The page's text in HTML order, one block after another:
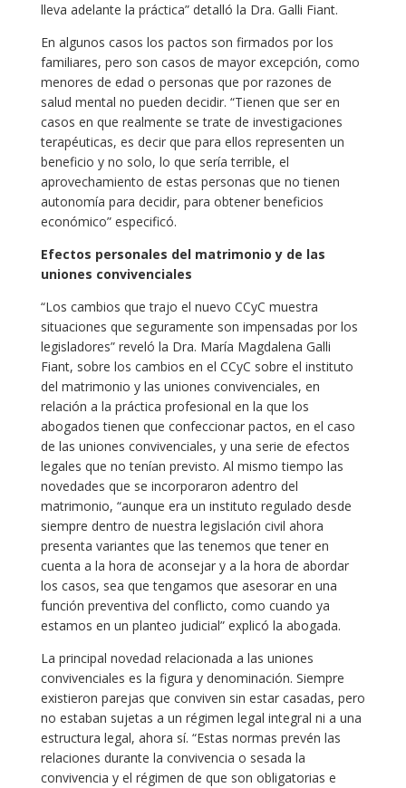
lleva adelante la práctica” detalló la Dra. Galli Fiant.
En algunos casos los pactos son firmados por los
familiares, pero son casos de mayor excepción, como
menores de edad o personas que por razones de
salud mental no pueden decidir. “Tienen que ser en
casos en que realmente se trate de investigaciones
terapéuticas, es decir que para ellos representen un
beneficio y no solo, lo que sería terrible, el
aprovechamiento de estas personas que no tienen
autonomía para decidir, para obtener beneficios
económico” especificó.
Efectos personales del matrimonio y de las
uniones convivenciales
“Los cambios que trajo el nuevo CCyC muestra
situaciones que seguramente son impensadas por los
legisladores” reveló la Dra. María Magdalena Galli
Fiant, sobre los cambios en el CCyC sobre el instituto
del matrimonio y las uniones convivenciales, en
relación a la práctica profesional en la que los
abogados tienen que confeccionar pactos, en el caso
de las uniones convivenciales, y una serie de efectos
legales que no tenían previsto. Al mismo tiempo las
novedades que se incorporaron adentro del
matrimonio, “aunque era un instituto regulado desde
siempre dentro de nuestra legislación civil ahora
presenta variantes que las tenemos que tener en
cuenta a la hora de aconsejar y a la hora de abordar
los casos, sea que tengamos que asesorar en una
función preventiva del conflicto, como cuando ya
estamos en un planteo judicial” explicó la abogada.
La principal novedad relacionada a las uniones
convivenciales es la figura y denominación. Siempre
existieron parejas que conviven sin estar casadas, pero
no estaban sujetas a un régimen legal integral ni a una
estructura legal, ahora sí. “Estas normas prevén las
relaciones durante la convivencia o sesada la
convivencia y el régimen de que son obligatorias e